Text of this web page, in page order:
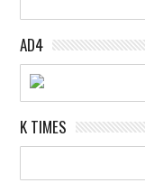
AD4
K TIMES